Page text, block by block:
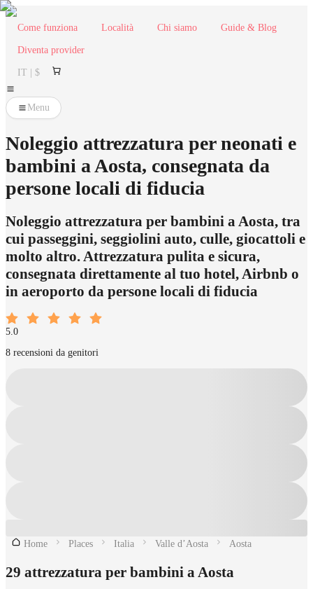
Come funziona Località Chi siamo Guide & Blog
Diventa provider
IT | $
Menu
Noleggio attrezzatura per neonati e
bambini a Aosta, consegnata da
persone locali di fiducia
Noleggio attrezzatura per bambini a Aosta, tra
cui passeggini, seggiolini auto, culle, giocattoli e
molto altro. Attrezzatura pulita e sicura,
consegnata direttamente al tuo hotel, Airbnb o
in aeroporto da persone locali di fiducia
5.0
8 recensioni da genitori
Home Places Italia Valle d’Aosta Aosta
29 attrezzatura per bambini a Aosta